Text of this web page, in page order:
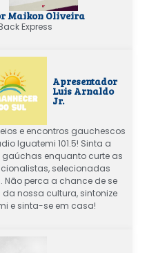
Maikon Oliveira
Express
Apresentador
Luis Arnaldo
Jr.
e encontros gauchescos
Iguatemi 101.5! Sinta a
enquanto curte as
selecionadas
Não perca a chance de se
nossa cultura, sintonize
e sinta-se em casa!